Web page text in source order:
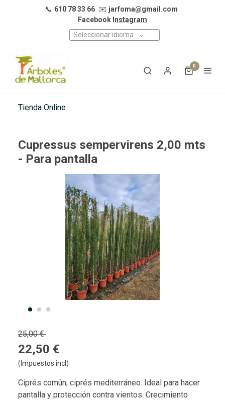
📞 610 78 33 66 ✉️ jarfoma@gmail.com
Facebook I nstagram
Seleccionar idioma
0
Tienda Online
Cupressus sempervirens 2,00 mts
- Para pantalla
25,00 €
22,50 €
(Impuestos incl)
Ciprés común, ciprés mediterráneo. Ideal para hacer
pantalla y protección contra vientos. Crecimiento